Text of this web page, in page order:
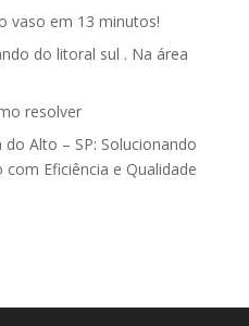
vaso em 13 minutos!
do litoral sul . Na área
resolver
Alto – SP: Solucionando
Eficiência e Qualidade